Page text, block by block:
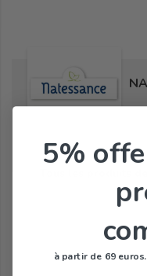
5%
à partir de 69